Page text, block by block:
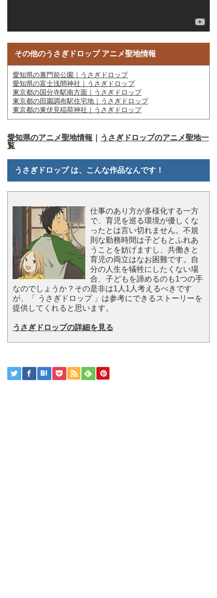
その他のうさぎドロップ アニメ聖地情報
愛知県の裏門前公園｜うさぎドロップ
愛知県の富士浅間神社｜うさぎドロップ
東京都の国分寺駅南方面｜うさぎドロップ
東京都の田園調布駅住宅地｜うさぎドロップ
東京都の東伏見稲荷神社｜うさぎドロップ
愛知県のアニメ聖地情報
うさぎドロップのアニメ聖地一
覧
うさぎドロップ は、こんな作品なんです！
仕事のあり方が多様化する一方
で、育児を巡る環境が優しくな
ったとは言い切れません。不規
則な勤務時間は子どもとふれあ
うことを妨げますし、共働きと
育児の両立はなお困難です。自
分の人生を犠牲にしたくない場
合、子どもを諦めるのも1つの手
なのでしょうか？その是非は1人1人考えるべきです
が、「 うさぎドロップ 」は参考にできるストーリーを
提供してくれると思います。
うさぎドロップの詳細を見る